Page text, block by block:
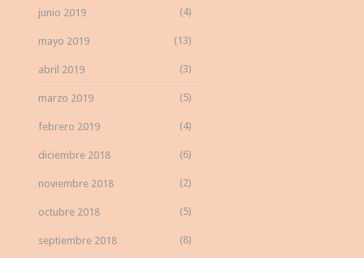
junio 2019 (4)
mayo 2019 (13)
abril 2019 (3)
marzo 2019 (5)
febrero 2019 (4)
diciembre 2018 (6)
noviembre 2018 (2)
octubre 2018 (5)
septiembre 2018 (8)